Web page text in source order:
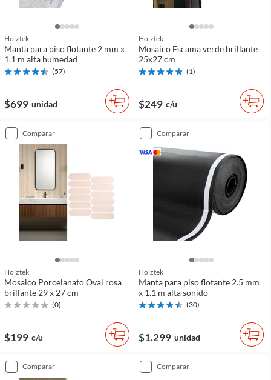
Holztek
Manta para piso flotante 2 mm x
1.1 m alta humedad
(57)
$699 unidad
Holztek
Mosaico Escama verde brillante
25x27 cm
(1)
$249 c/u
comparar
Holztek
Mosaico Porcelanato Oval rosa
brillante 29 x 27 cm
(0)
$199 c/u
comparar
Holztek
Manta para piso flotante 2.5 mm
x 1.1 m alta sonido
(30)
$1.299 unidad
comparar comparar